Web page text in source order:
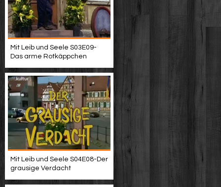
Mit Leib und Seele S03E09-
Das arme Rotkäppchen
Mit Leib und Seele S04E08-Der
grausige Verdacht